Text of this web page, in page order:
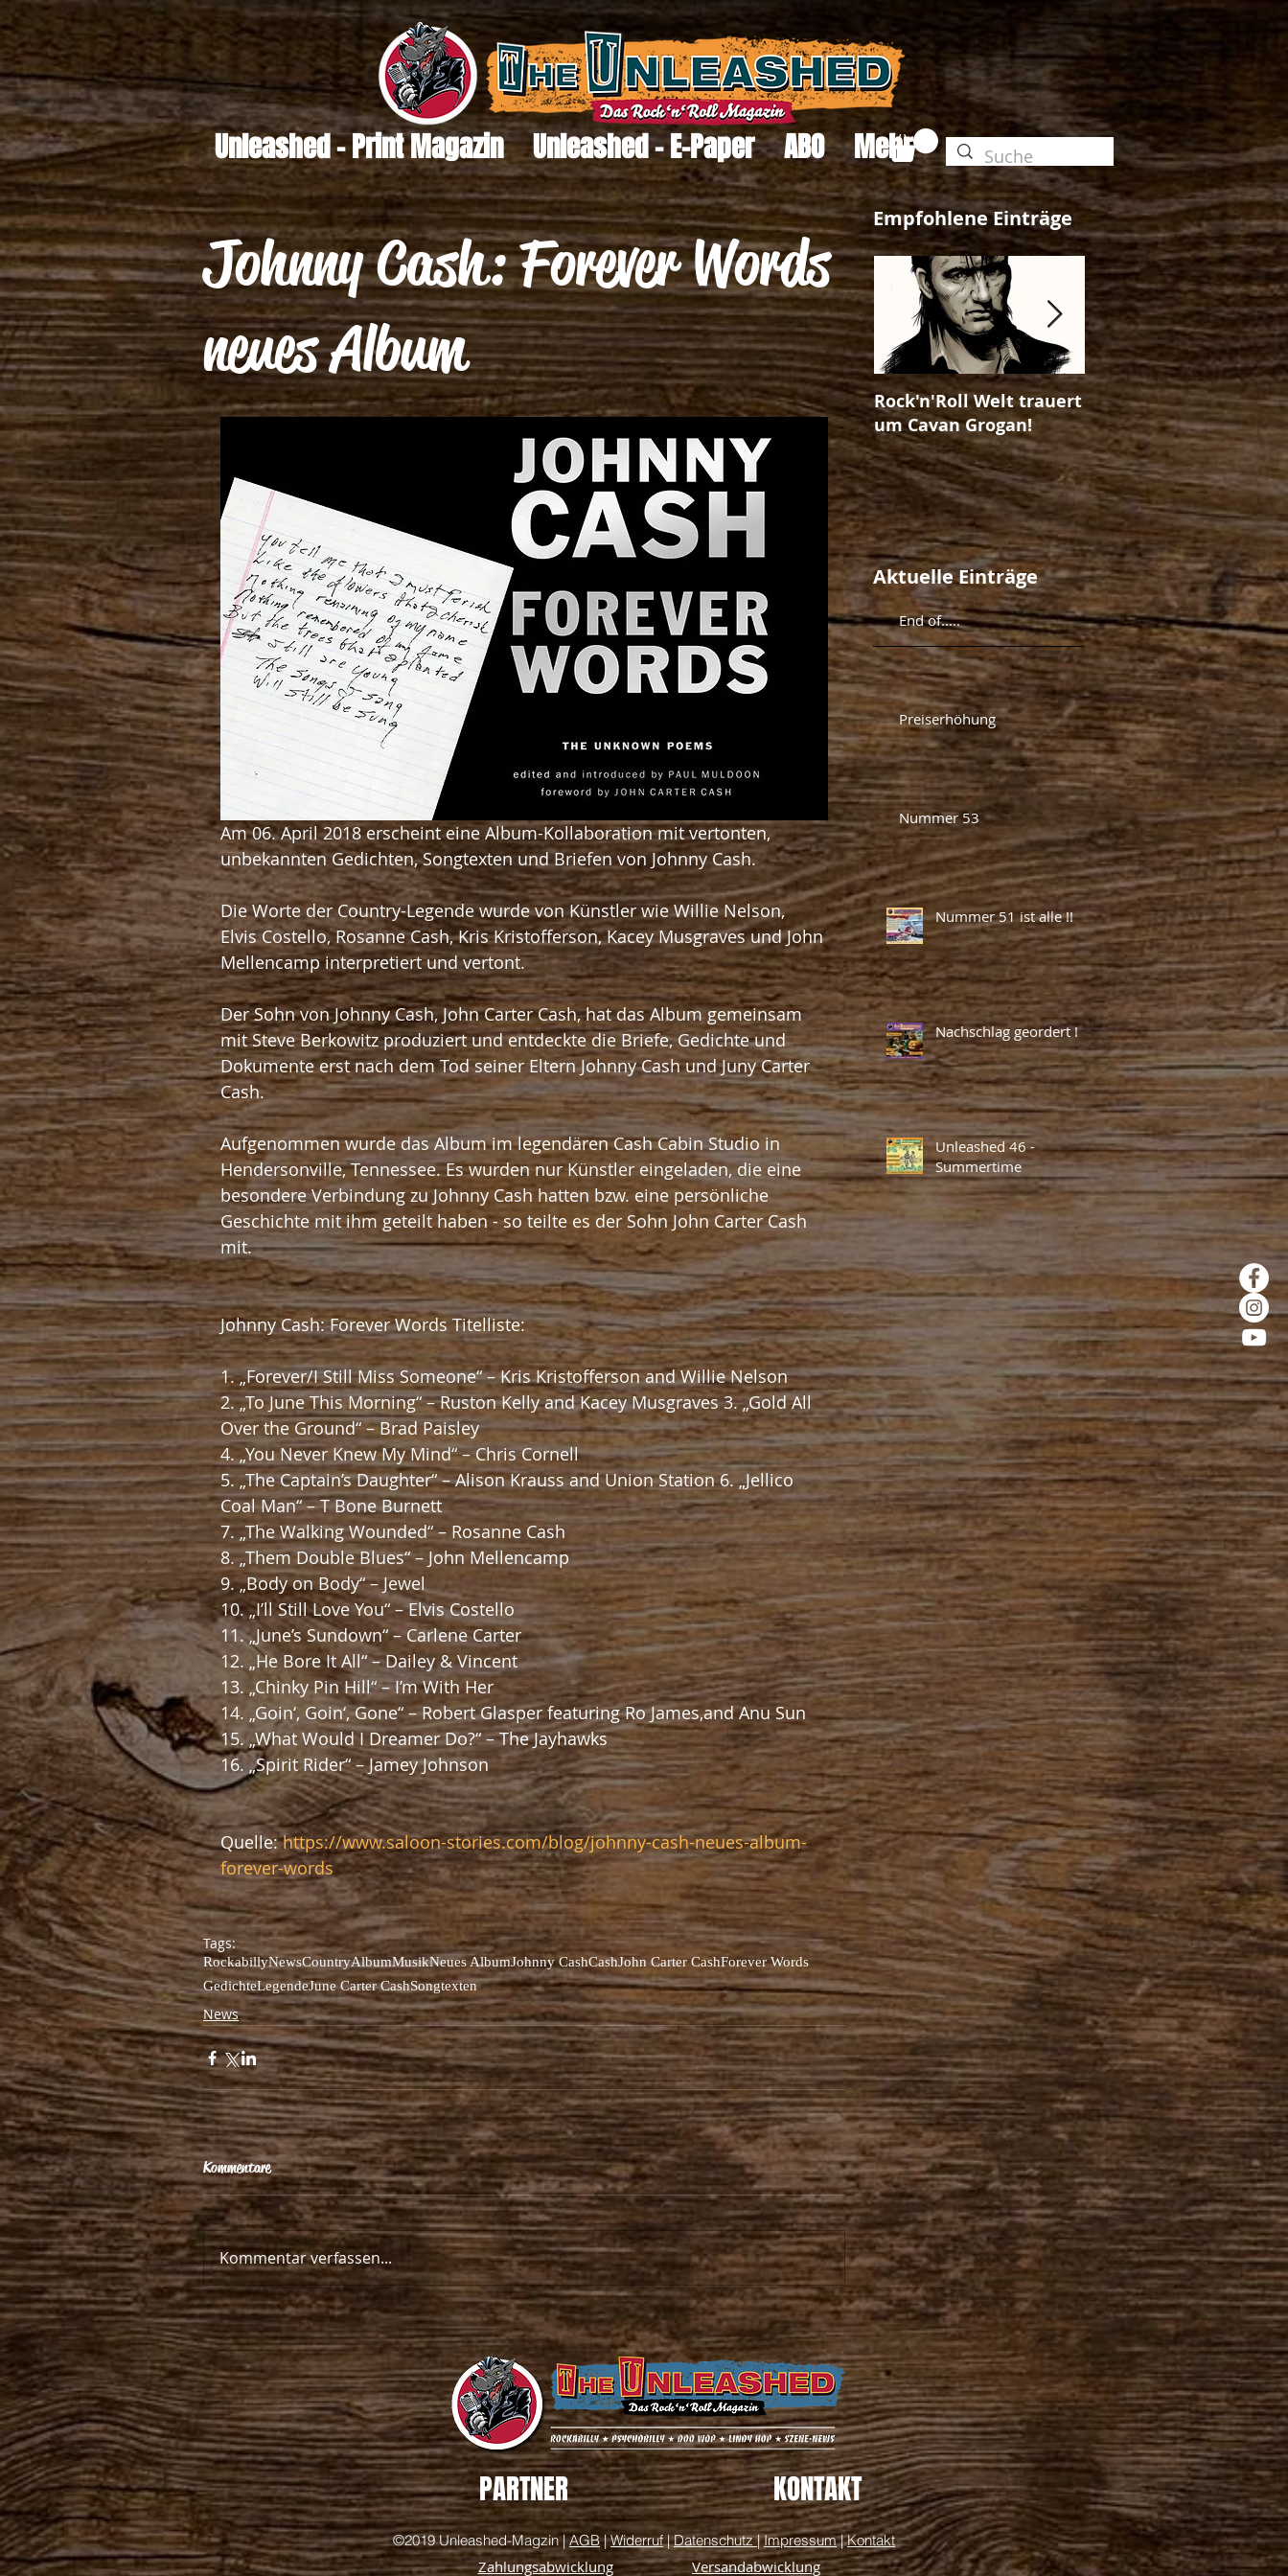
Unleashed - Print Magazin Unleashed - E-Paper ABO Mehr
Johnny Cash: Forever Words
neues Album
Am 06. April 2018 erscheint eine Album-Kollaboration mit vertonten,
unbekannten Gedichten, Songtexten und Briefen von Johnny Cash.
Die Worte der Country-Legende wurde von Künstler wie Willie Nelson,
Elvis Costello, Rosanne Cash, Kris Kristofferson, Kacey Musgraves und John
Mellencamp interpretiert und vertont.
Der Sohn von Johnny Cash, John Carter Cash, hat das Album gemeinsam
mit Steve Berkowitz produziert und entdeckte die Briefe, Gedichte und
Dokumente erst nach dem Tod seiner Eltern Johnny Cash und Juny Carter
Cash.
Aufgenommen wurde das Album im legendären Cash Cabin Studio in
Hendersonville, Tennessee. Es wurden nur Künstler eingeladen, die eine
besondere Verbindung zu Johnny Cash hatten bzw. eine persönliche
Geschichte mit ihm geteilt haben - so teilte es der Sohn John Carter Cash
mit.
Johnny Cash: Forever Words Titelliste:
1. „Forever/I Still Miss Someone“ – Kris Kristofferson and Willie Nelson
2. „To June This Morning“ – Ruston Kelly and Kacey Musgraves 3. „Gold All
Over the Ground“ – Brad Paisley
4. „You Never Knew My Mind“ – Chris Cornell
5. „The Captain’s Daughter“ – Alison Krauss and Union Station 6. „Jellico
Coal Man“ – T Bone Burnett
7. „The Walking Wounded“ – Rosanne Cash
8. „Them Double Blues“ – John Mellencamp
9. „Body on Body“ – Jewel
10. „I’ll Still Love You“ – Elvis Costello
11. „June’s Sundown“ – Carlene Carter
12. „He Bore It All“ – Dailey & Vincent
13. „Chinky Pin Hill“ – I’m With Her
14. „Goin‘, Goin‘, Gone“ – Robert Glasper featuring Ro James,and Anu Sun
15. „What Would I Dreamer Do?“ – The Jayhawks
16. „Spirit Rider“ – Jamey Johnson
Quelle: https://www.saloon-stories.com/blog/johnny-cash-neues-album-
forever-words
Tags:
RockabillyNewsCountryAlbumMusikNeues AlbumJohnny CashCashJohn Carter CashForever Words
GedichteLegendeJune Carter CashSongtexten
News
Kommentare
Kommentar verfassen...
Empfohlene Einträge
Rock'n'Roll Welt trauert
um Cavan Grogan!
The Unleashed-
Ausgabe No. 25!
Aktuelle Einträge
End of.....
Preiserhöhung
Nummer 53
Nummer 51 ist alle !!
Nachschlag geordert !
Unleashed 46 -
Summertime
PARTNER KONTAKT
©2019 Unleashed-Magzin |AGB|Widerruf|Datenschutz|Impressum|Kontakt
Zahlungsabwicklung Versandabwicklung